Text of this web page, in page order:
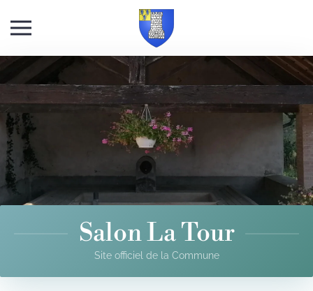
Skip to main content
Salon La Tour
Site officiel de la Commune